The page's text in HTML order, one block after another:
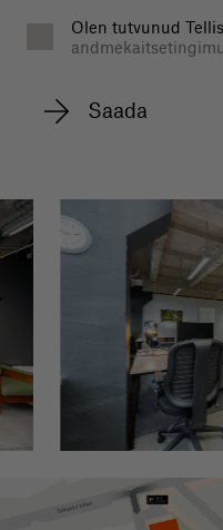
Olen tutvunud